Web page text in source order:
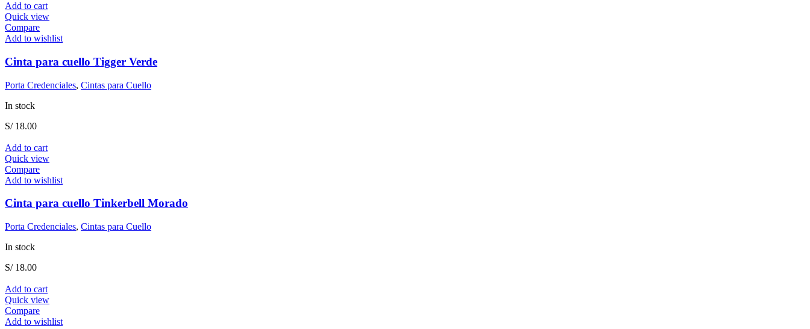
Add to cart
Quick view
Compare
Add to wishlist
Cinta para cuello Tigger Verde
Porta Credenciales, Cintas para Cuello
In stock
S/18.00
Add to cart
Quick view
Compare
Add to wishlist
Cinta para cuello Tinkerbell Morado
Porta Credenciales, Cintas para Cuello
In stock
S/18.00
Add to cart
Quick view
Compare
Add to wishlist